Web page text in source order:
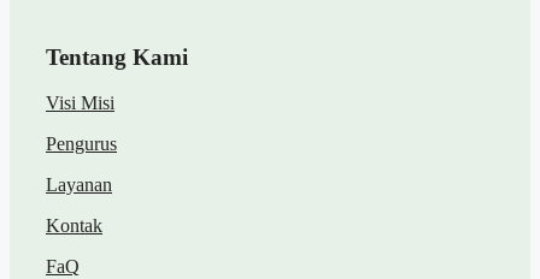
Tentang Kami
Visi Misi
Pengurus
Layanan
Kontak
FaQ